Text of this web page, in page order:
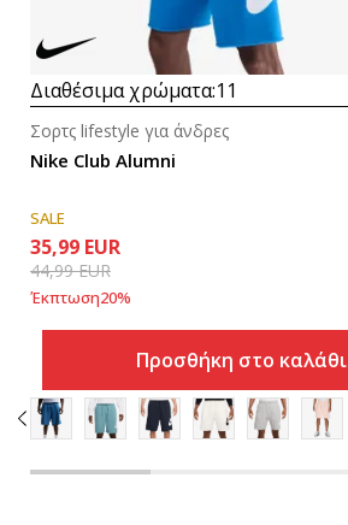
Διαθέσιμα χρώματα:11
Nike Club Alumni
Σορτς lifestyle για άνδρες
SALE
35,99 EUR
44,99EUR
Έκπτωση20%
Προσθήκη στο καλάθι